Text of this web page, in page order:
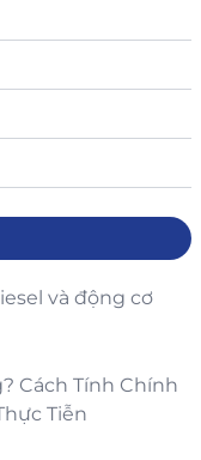
và động cơ
Cách Tính Chính
Tiễn